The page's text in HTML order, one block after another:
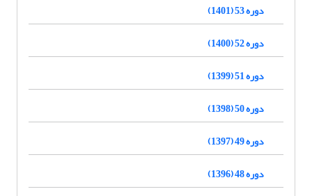
دوره 53 (1401)
دوره 52 (1400)
دوره 51 (1399)
دوره 50 (1398)
دوره 49 (1397)
دوره 48 (1396)